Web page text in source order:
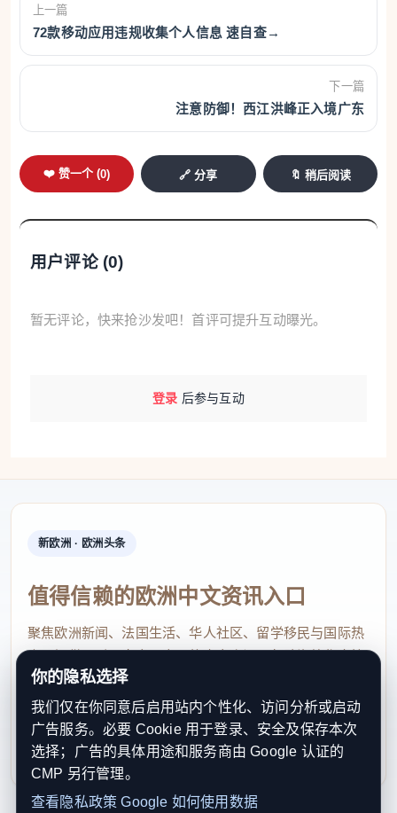
上一篇
72款移动应用违规收集个人信息 速自查→
下一篇
注意防御！西江洪峰正入境广东
❤️ 赞一个 (0) 🔗 分享 🔖 稍后阅读
用户评论 (0)
暂无评论，快来抢沙发吧！首评可提升互动曝光。
登录 后参与互动
新欧洲 · 欧洲头条
值得信赖的欧洲中文资讯入口
聚焦欧洲新闻、法国生活、华人社区、留学移民与国际热
点，提供及时、真实、实用的中文资讯，帮助海外华人快
速了解欧洲动态。
contact@xinouzhou.com
服务支持、版权与合作：工作日优先处理站务、投稿与权
利通知
你的隐私选择
我们仅在你同意后启用站内个性化、访问分析或启动
广告服务。必要 Cookie 用于登录、安全及保存本次
选择；广告的具体用途和服务商由 Google 认证的
CMP 另行管理。
查看隐私政策 Google 如何使用数据